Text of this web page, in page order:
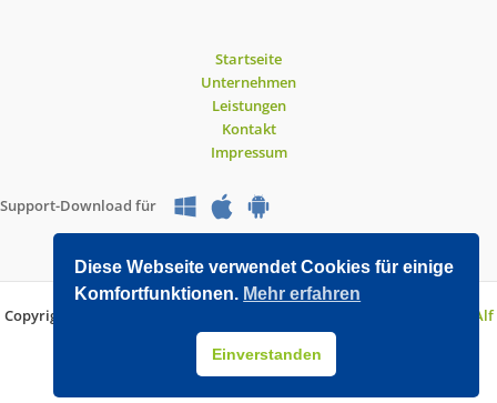
Startseite
Unternehmen
Leistungen
Kontakt
Impressum
Support-Download für
Copyright © 2026 O&V DATEC GmbH | Entwickelt mit WordPress von
Alf
Drollinger
Diese Webseite verwendet Cookies für einige
Komfortfunktionen. Mehr erfahren
Einverstanden